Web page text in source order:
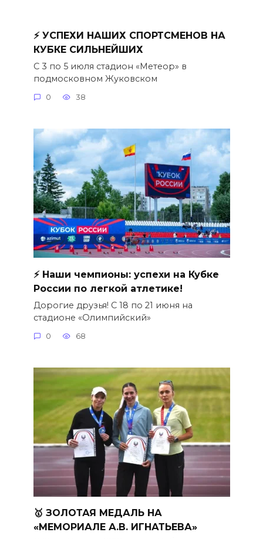
⚡️ УСПЕХИ НАШИХ СПОРТСМЕНОВ НА
КУБКЕ СИЛЬНЕЙШИХ
С 3 по 5 июля стадион «Метеор» в
подмосковном Жуковском
0 38
⚡️ Наши чемпионы: успехи на Кубке
России по легкой атлетике!
Дорогие друзья! С 18 по 21 июня на
стадионе «Олимпийский»
0 68
🥇 ЗОЛОТАЯ МЕДАЛЬ НА
«МЕМОРИАЛЕ А.В. ИГНАТЬЕВА»